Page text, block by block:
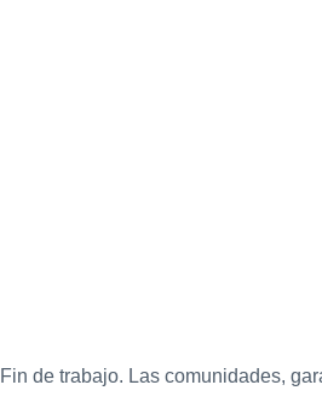
Fin de trabajo. Las comunidades,